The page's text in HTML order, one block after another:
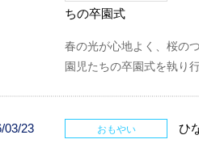
ちの卒園式
春の光が心地よく、桜の
園児たちの卒園式を執り
03/23 おもやい ひ